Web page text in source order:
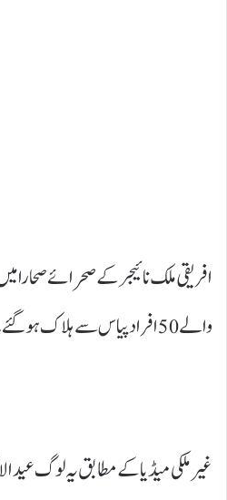
افریقی ملک نائیجر کے صحرائے صحارا
والے 50 افراد پیاس سے ہلاک ہو گئے۔
غیر ملکی میڈیا کے مطابق یہ لوگ